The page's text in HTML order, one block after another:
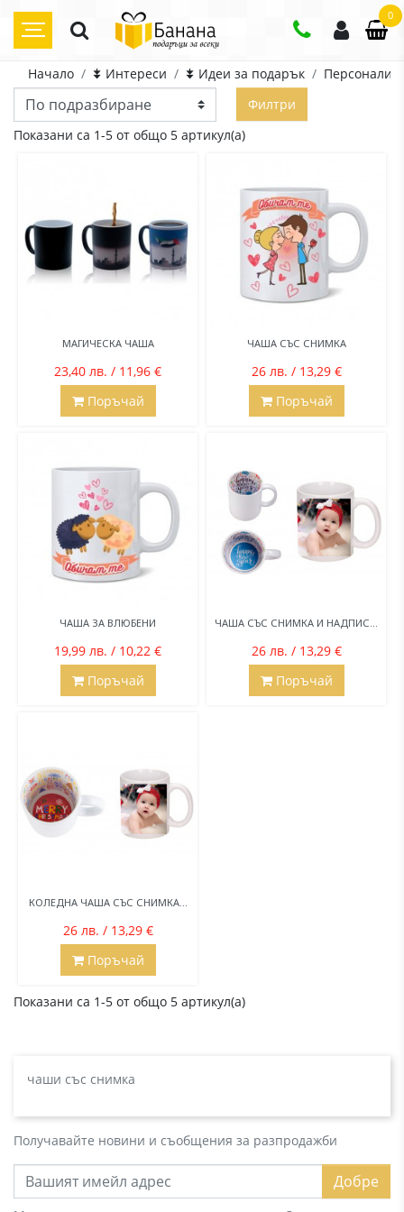
0
Начало ⯯ Интереси ⯯ Идеи за подарък
Филтри
Показани са 1-5 от общо 5 артикул(а)
МАГИЧЕСКА ЧАША
23,40 лв. / 11,96 €
Поръчай
ЧАША СЪС СНИМКА
26 лв. / 13,29 €
Поръчай
ЧАША ЗА ВЛЮБЕНИ
19,99 лв. / 10,22 €
Поръчай
ЧАША СЪС СНИМКА И НАДПИС...
26 лв. / 13,29 €
Поръчай
КОЛЕДНА ЧАША СЪС СНИМКА...
26 лв. / 13,29 €
Поръчай
Показани са 1-5 от общо 5 артикул(а)
чаши със снимка
Получавайте новини и съобщения за разпродажби
Добре